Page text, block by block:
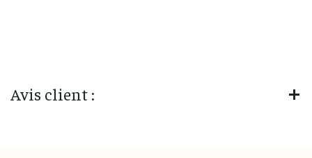
Avis client :